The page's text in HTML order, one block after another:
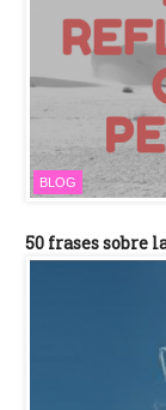
BLOG
50 frases sobre